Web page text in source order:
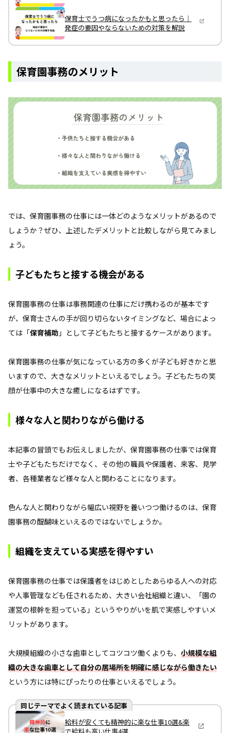
保育士でうつ病になったかもと思ったら｜
発症の要因やならないための対策を解説
保育園事務のメリット
では、保育園事務の仕事には一体どのようなメリットがあるので
しょうか？ぜひ、上述したデメリットと比較しながら見てみまし
ょう。
子どもたちと接する機会がある
保育園事務の仕事は事務関連の仕事にだけ携わるのが基本です
が、保育士さんの手が回り切らないタイミングなど、場合によっ
ては「保育補助 」として子どもたちと接するケースがあります。
保育園事務の仕事が気になっている方の多くが子ども好きかと思
いますので、大きなメリットといえるでしょう。子どもたちの笑
顔が仕事中の大きな癒しになるはずです。
様々な人と関わりながら働ける
本記事の冒頭でもお伝えしましたが、保育園事務の仕事では保育
士や子どもたちだけでなく、その他の職員や保護者、来客、見学
者、各種業者など様々な人と関わることになります。
色んな人と関わりながら幅広い視野を養いつつ働けるのは、保育
園事務の醍醐味といえるのではないでしょうか。
組織を支えている実感を得やすい
保育園事務の仕事では保護者をはじめとしたあらゆる人への対応
や人事管理なども任されるため、大きい会社組織と違い、「園の
運営の根幹を担っている」というやりがいを肌で実感しやすいメ
リットがあります。
大規模組織の小さな歯車としてコツコツ働くよりも、 小規模な組
織の大きな歯車として自分の居場所を明確に感じながら働きたい
という方には特にぴったりの仕事といえるでしょう。
同じテーマでよく読まれている記事
給料が安くても精神的に楽な仕事10選&楽